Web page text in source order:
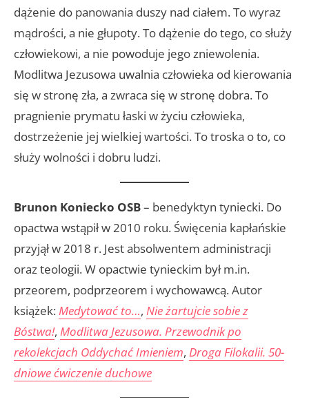
dążenie do panowania duszy nad ciałem. To wyraz
mądrości, a nie głupoty. To dążenie do tego, co służy
człowiekowi, a nie powoduje jego zniewolenia.
Modlitwa Jezusowa uwalnia człowieka od kierowania
się w stronę zła, a zwraca się w stronę dobra. To
pragnienie prymatu łaski w życiu człowieka,
dostrzeżenie jej wielkiej wartości. To troska o to, co
służy wolności i dobru ludzi.
Brunon Koniecko OSB– benedyktyn tyniecki. Do
opactwa wstąpił w 2010 roku. Święcenia kapłańskie
przyjął w 2018 r. Jest absolwentem administracji
oraz teologii. W opactwie tynieckim był m.in.
przeorem, podprzeorem i wychowawcą. Autor
książek:Medytować to…, Nie żartujcie sobie z
Bóstwa!, Modlitwa Jezusowa. Przewodnik po
rekolekcjach Oddychać Imieniem, Droga Filokalii. 50-
dniowe ćwiczenie duchowe